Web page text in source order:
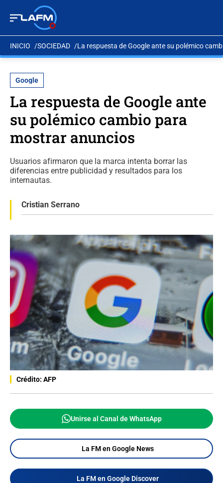
INICIO SOCIEDAD La respuesta de Google ante su polémico
Google
La respuesta de Google ante
su polémico cambio para
mostrar anuncios
Usuarios afirmaron que la marca intenta borrar las
diferencias entre publicidad y resultados para los
internautas.
Cristian Serrano
Crédito: AFP
Unirse al Canal de WhatsApp
La FM en Google News
La FM en Google Discover